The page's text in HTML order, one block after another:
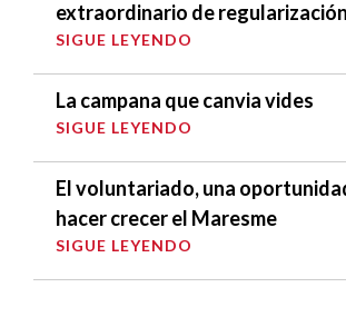
extraordinario de regularización
SIGUE LEYENDO
La campana que canvia vides
SIGUE LEYENDO
El voluntariado, una
hacer crecer el Maresme
SIGUE LEYENDO